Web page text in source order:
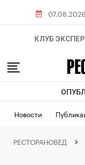
07.08.2026
КЛУБ
Новости
РЕСТОРАНОВЕД